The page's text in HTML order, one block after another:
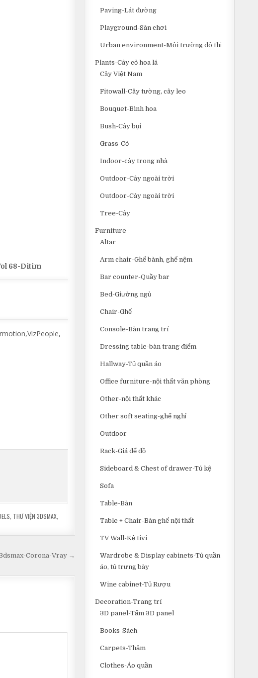
68-Ditim
THƯ VIỆN 3DSMAX,
Corona-Vray →
Paving-Lát đường
Playground-Sân chơi
Urban environment-Môi trường đô thị
Plants-Cây cỏ hoa lá
Cây Việt Nam
Fitowall-Cây tường, cây leo
Bouquet-Bình hoa
Bush-Cây bụi
Grass-Cỏ
Indoor-cây trong nhà
Outdoor-Cây ngoài trời
Outdoor-Cây ngoài trời
Tree-Cây
Furniture
Altar
Arm chair-Ghế bành, ghế nệm
Bar counter-Quầy bar
Bed-Giường ngủ
Chair-Ghế
Console-Bàn trang trí
Dressing table-bàn trang điểm
Hallway-Tủ quần áo
Office furniture-nội thất văn phòng
Other-nội thất khác
Other soft seating-ghế nghỉ
Outdoor
Rack-Giá để đồ
Sideboard & Chest of drawer-Tủ kệ
Sofa
Table-Bàn
Table + Chair-Bàn ghế nội thất
TV Wall-Kệ tivi
Wardrobe & Display cabinets-Tủ quần
áo, tủ trưng bày
Wine cabinet-Tủ Rượu
Decoration-Trang trí
3D panel-Tấm 3D panel
Books-Sách
Carpets-Thảm
Clothes-Áo quần